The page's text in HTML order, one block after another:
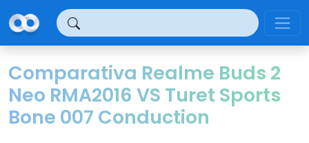
Comparativa Realme Buds 2
Neo RMA2016 VS Turet Sports
Bone 007 Conduction
Panel de gestión de cookies